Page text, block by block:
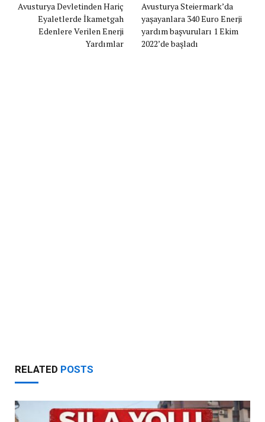
Avusturya Devletinden Hariç
Eyaletlerde İkametgah
Edenlere Verilen Enerji
Yardımlar
Avusturya Steiermark’da
yaşayanlara 340 Euro Enerji
yardım başvuruları 1 Ekim
2022’de başladı
RELATED POSTS